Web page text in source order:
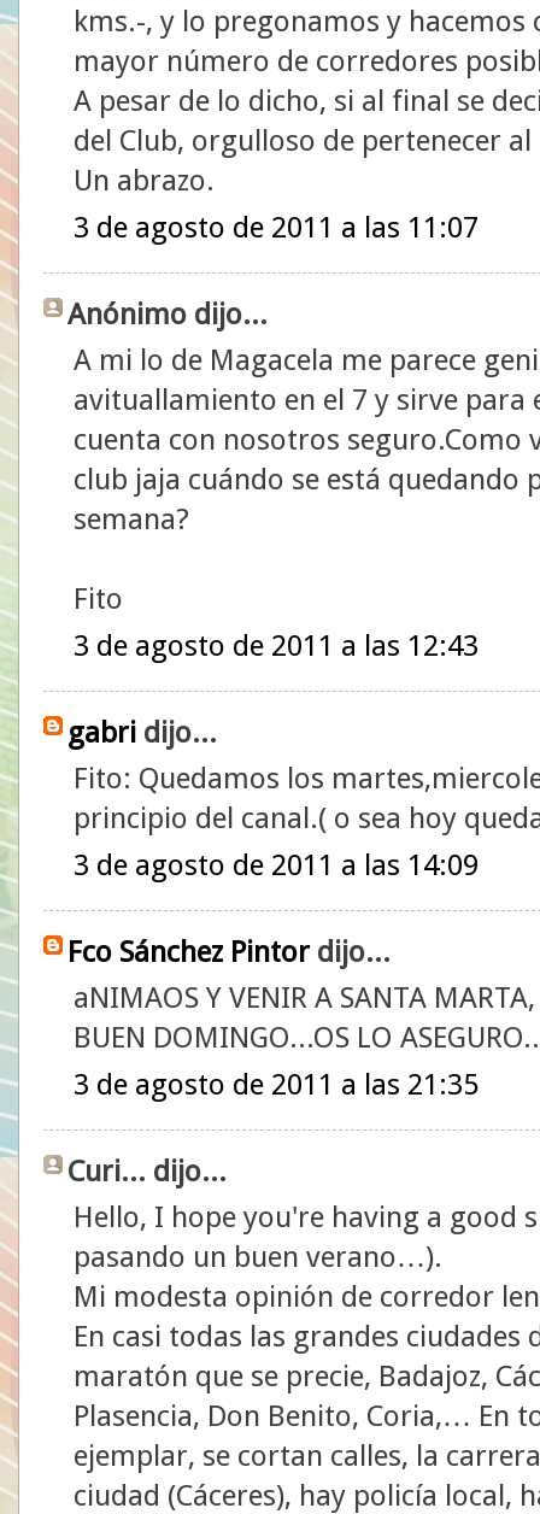
kms.-, y lo pregonamos y
mayor número de corredores
A pesar de lo dicho, si al final se
del Club, orgulloso de pertenecer
Un abrazo.
3 de agosto de 2011 a las 11:07
Anónimo dijo...
A mi lo de Magacela me parece
avituallamiento en el 7 y sirve para
cuenta con nosotros seguro.Como
club jaja cuándo se está
semana?
Fito
3 de agosto de 2011 a las 12:43
gabri dijo...
Fito: Quedamos los
principio del canal.( o sea hoy
3 de agosto de 2011 a las 14:09
Fco Sánchez Pintordijo...
aNIMAOS Y VENIR A SANTA MARTA,
BUEN DOMINGO...OS LO
3 de agosto de 2011 a las 21:35
Curi... dijo...
Hello, I hope you're having a good
pasando un buen verano…).
Mi modesta opinión de corredor
En casi todas las grandes
maratón que se precie, Badajoz,
Plasencia, Don Benito, Coria,… En
ejemplar, se cortan calles, la
ciudad (Cáceres), hay policía local,